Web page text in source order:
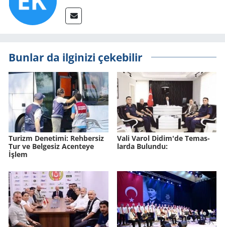
Bunlar da ilginizi çekebilir
Tu­rizm De­ne­ti­mi: Reh­ber­siz
Tur ve Bel­ge­siz Acen­te­ye
İşlem
Vali Varol Didim'de Te­mas­
lar­da Bu­lun­du: